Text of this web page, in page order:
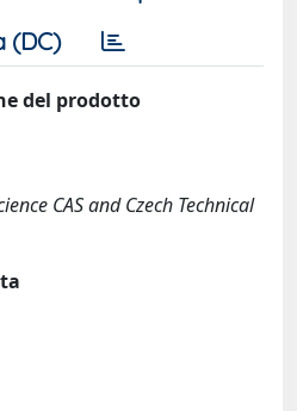
(DC)
del prodotto
CAS and Czech Technical